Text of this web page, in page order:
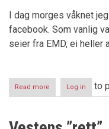
I dag morges våknet
facebook. Som vanlig
seier fra EMD, ei heller
Read more about
Ny
Norge
Log in to